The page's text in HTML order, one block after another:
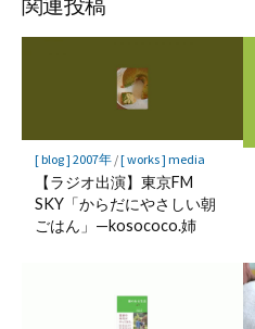
[ blog ] 2007年/[ works ] media
【ラジオ出演】東京FM
SKY「からだにやさしい朝
ごはん」—kosococo.姉